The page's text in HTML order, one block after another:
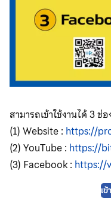
สามารถเข้าใช้งานได้ 3 ช่
(1) Website : https://
(2) YouTube : https://
(3) Facebook : https://
เ